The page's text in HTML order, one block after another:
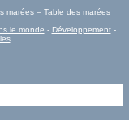
marées – Table des marées
le monde - Développement-